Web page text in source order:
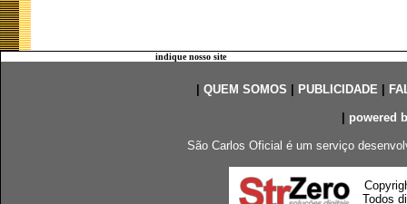
indique nosso site
QUEM SOMOS PUBLICIDADE|
powered
São Carlos Oficial é um serviço
Todos